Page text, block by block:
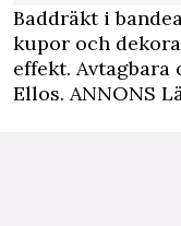
Baddräkt i
kupor och
effekt.
Ellos. ANNONS